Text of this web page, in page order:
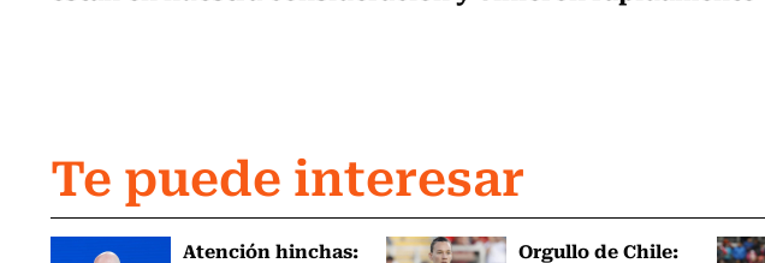
Te puede interesar
Atención hinchas:
Orgullo de Chile: